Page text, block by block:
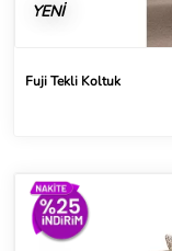
YENİ
Fuji Tekli Koltuk